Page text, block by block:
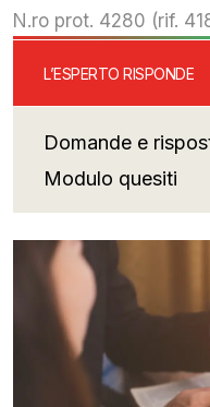
N.ro prot. 4280 (rif.
L’ESPERTO RISPONDE
Domande e
Modulo quesiti